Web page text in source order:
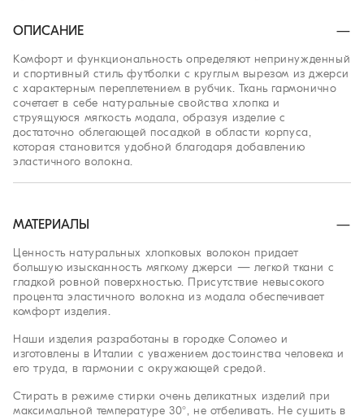
ОПИСАНИЕ
Комфорт и функциональность определяют непринужденный
и спортивный стиль футболки с круглым вырезом из джерси
с характерным переплетением в рубчик. Ткань гармонично
сочетает в себе натуральные свойства хлопка и
струящуюся мягкость модала, образуя изделие с
достаточно облегающей посадкой в области корпуса,
которая становится удобной благодаря добавлению
эластичного волокна.
МАТЕРИАЛЫ
Ценность натуральных хлопковых волокон придает
большую изысканность мягкому джерси — легкой ткани с
гладкой ровной поверхностью. Присутствие невысокого
процента эластичного волокна из модала обеспечивает
комфорт изделия.
Наши изделия разработаны в городке Соломео и
изготовлены в Италии с уважением достоинства человека и
его труда, в гармонии с окружающей средой.
Стирать в режиме стирки очень деликатных изделий при
максимальной температуре 30°, не отбеливать. Не сушить в